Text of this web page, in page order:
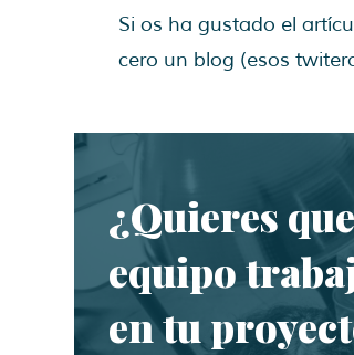
Si os ha gustado el
cero un blog (esos
¿Quieres
equipo
en tu